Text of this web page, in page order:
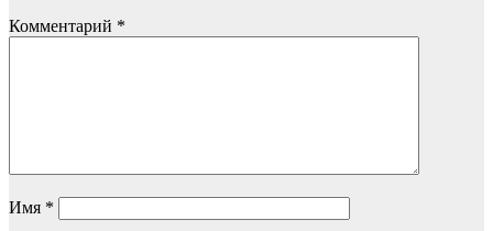
Комментарий *
Имя *